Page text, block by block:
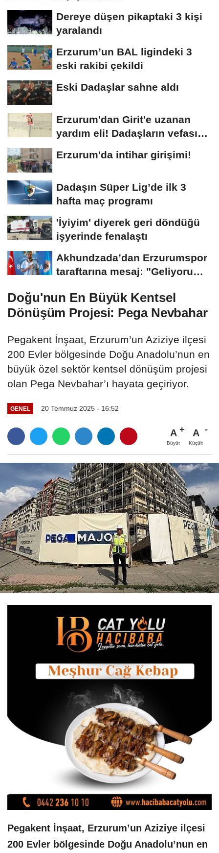
Dereye düşen pikaptaki 3 kişi
yaralandı
Erzurum’un BAL ligindeki 3
eski rakibi çekildi
Eski Dadaşlar sahne aldı
Erzurum'dan Girit'e uzanan
yardım eli! Dadaşların vefası
Erzurum'da intihar girişimi!
Dadaşın Süper Lig’de ilk 3
hafta maç programı
'İyiyim' diyerek geri döndüğü
işyerinde fenalaştı
Akhundzada’dan Erzurumspor
taraftarına mesaj: "Geliyorum
Doğu'nun En Büyük Kentsel
Dönüşüm Projesi: Pega Nevbahar
Pegakent İnşaat, Erzurum’un Aziziye ilçesi
200 Evler bölgesinde Doğu Anadolu’nun en
büyük özel sektör kentsel dönüşüm projesi
olan Pega Nevbahar’ı hayata geçiriyor.
GENEL 20 Temmuz 2025 - 16:52
A
Büyüt
A
Küçült
Pegakent İnşaat, Erzurum’un Aziziye ilçesi
200 Evler bölgesinde Doğu Anadolu’nun en